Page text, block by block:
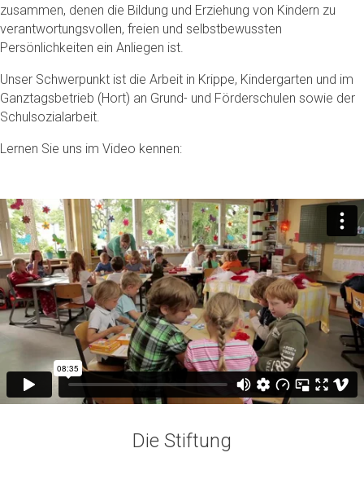
zusammen, denen die Bildung und Erziehung von Kindern zu
verantwortungsvollen, freien und selbstbewussten
Persönlichkeiten ein Anliegen ist.
Unser Schwerpunkt ist die Arbeit in Krippe, Kindergarten und im
Ganztagsbetrieb (Hort) an Grund- und Förderschulen sowie der
Schulsozialarbeit.
Lernen Sie uns im Video kennen:
Die Stiftung